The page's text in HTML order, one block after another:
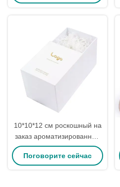
10*10*12 см роскошный на
заказ ароматизированный
30cl свеча коробка трубки
упаковка с золотой
Поговорите сейчас